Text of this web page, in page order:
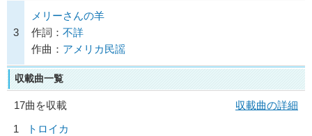
3
メリーさんの羊
作詞： 不詳
作曲： アメリカ民謡
収載曲一覧
17曲を収載
収載曲の詳細
1
トロイカ